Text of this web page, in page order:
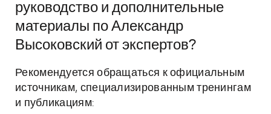
руководство и дополнительные
материалы по Александр
Высоковский от экспертов?
Рекомендуется обращаться к официальным
источникам, специализированным тренингам
и публикациям: